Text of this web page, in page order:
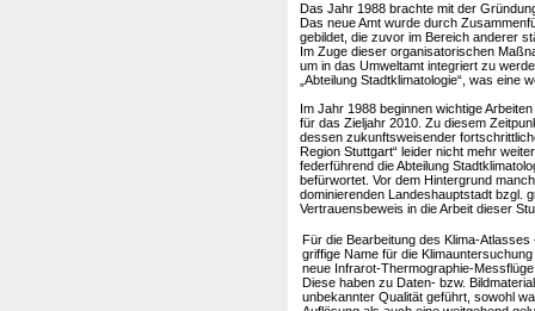
Das Jahr 1988 brachte mit der
Das neue Amt wurde durch
gebildet, die zuvor im Bereich anderer
Im Zuge dieser organisatorischen
um in das Umweltamt integriert zu
„Abteilung Stadtklimatologie“, was
Im Jahr 1988 beginnen wichtige
für das Zieljahr 2010. Zu diesem
dessen zukunftsweisender
Region Stuttgart“ leider nicht mehr
federführend die Abteilung
befürwortet. Vor dem Hintergrund
dominierenden Landeshauptstadt bzgl.
Vertrauensbeweis in die Arbeit dieser
Für die Bearbeitung des Klima-Atlasses
griffige Name für die
neue Infrarot-Thermographie-
Diese haben zu Daten- bzw.
unbekannter Qualität geführt, sowohl